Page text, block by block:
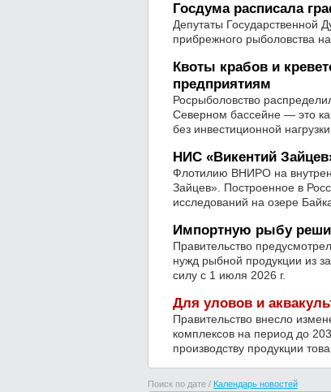
Госдума расписала
Депутаты Государственной
прибрежного рыболовства
Квоты крабов и
предприятиям
Росрыболовство
Северном бассейне — это
без инвестиционной нагрузки.
НИС «Викентий
Флотилию ВНИРО на
Зайцев». Построенное в
исследований на озере
Импортную рыбу
Правительство
нужд рыбной продукции из
силу с 1 июля 2026 г.
Для уловов и
Правительство внесло
комплексов на период до
производству продукции
Поиск по дате / Календарь новостей